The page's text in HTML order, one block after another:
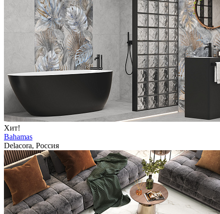
Хит!
Bahamas
Delacora, Россия